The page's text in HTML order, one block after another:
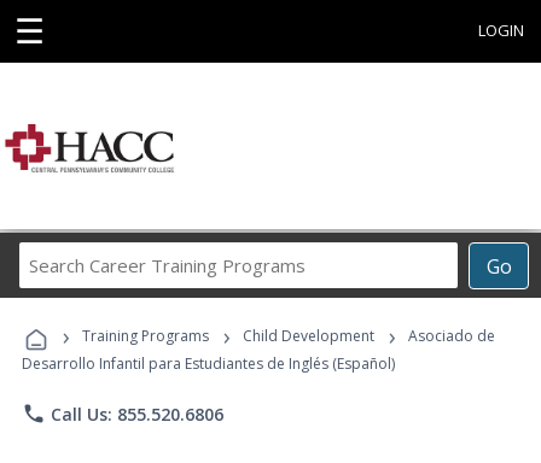
☰ LOGIN
Go
Career
Programs
› Training Programs › Child Development ›
Asociado de
Desarrollo Infantil para Estudiantes de Inglés (Español)
phone Call Us: 855.520.6806